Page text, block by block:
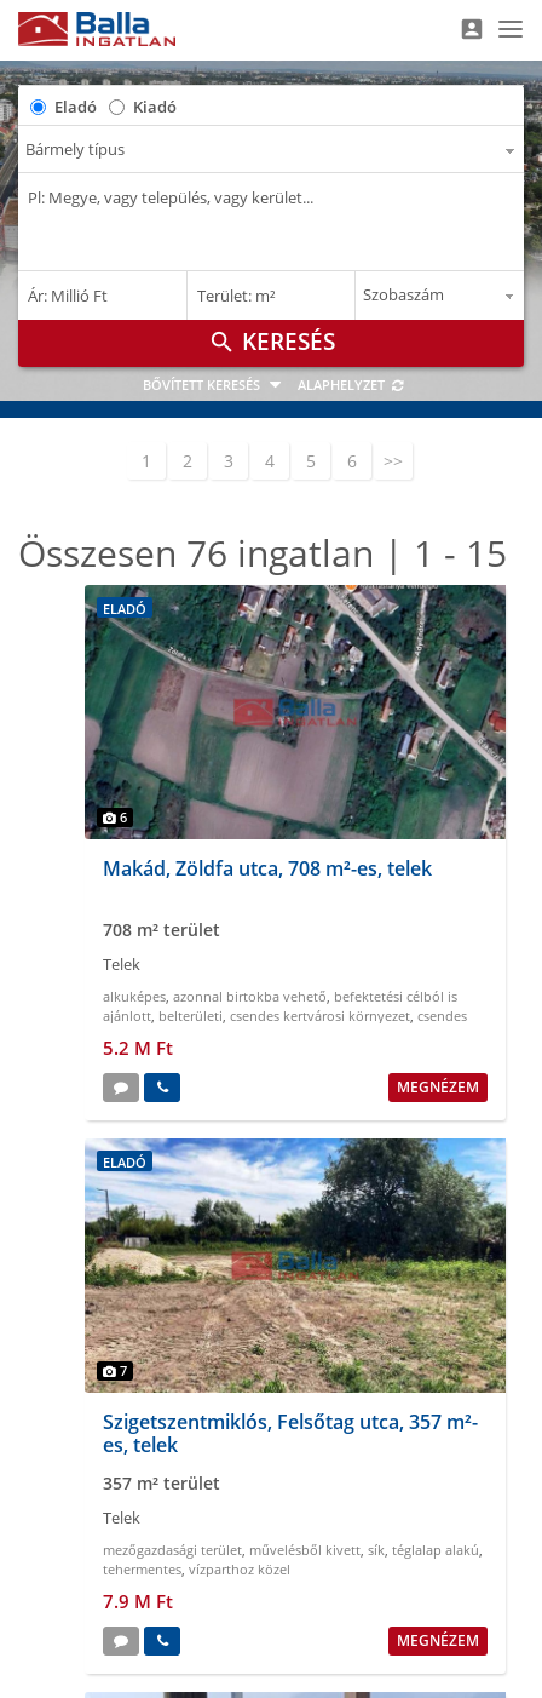
account_box
Eladó Kiadó
–
Ár: Millió Ft –
Terület: m²
search
BŐVÍTETT KERESÉS ALAPHELYZET
1 2 3 4 5 6 >>
Összesen 76 ingatlan | 1 - 15
ELADÓ
6
Makád, Zöldfa utca, 708 m²-es, telek
708 m² terület
Telek
alkuképes, azonnal birtokba vehető, befektetési célból is
ajánlott, belterületi, csendes kertvárosi környezet, csendes
5.2 M Ft
MEGNÉZEM
ELADÓ
7
Szigetszentmiklós, Felsőtag utca, 357 m²-
es, telek
357 m² terület
Telek
mezőgazdasági terület, művelésből kivett, sík, téglalap alakú,
tehermentes, vízparthoz közel
7.9 M Ft
MEGNÉZEM